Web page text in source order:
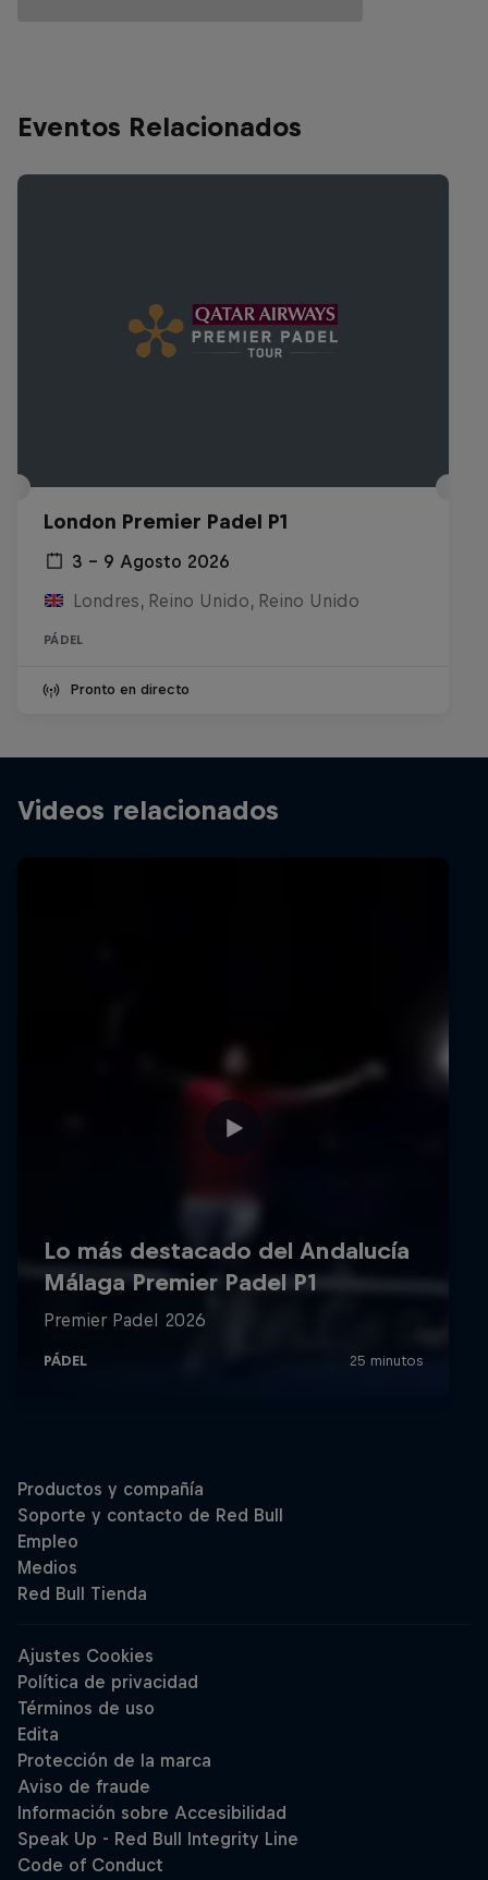
Eventos Relacionados
London Premier Padel P1
3 – 9 Agosto 2026
Londres, Reino Unido, Reino Unido
PÁDEL
Pronto en directo
Videos relacionados